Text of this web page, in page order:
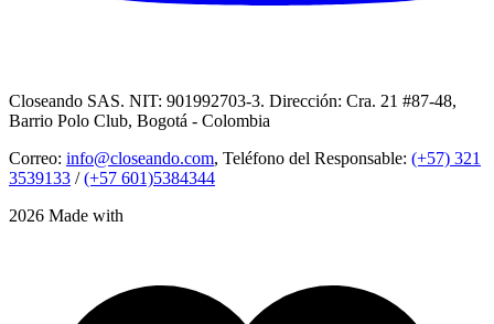
Closeando SAS. NIT: 901992703-3. Dirección: Cra. 21 #87-48,
Barrio Polo Club, Bogotá - Colombia
Correo: info@closeando.com, Teléfono del Responsable: (+57) 321
3539133 /(+57 601)5384344
2026 Made with